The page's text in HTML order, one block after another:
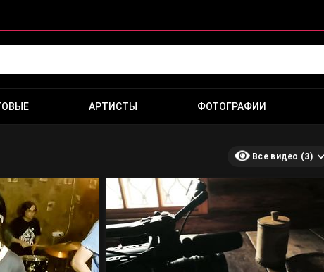
АРТИСТЫ ФОТОГРАФИИ
Все видео (3)